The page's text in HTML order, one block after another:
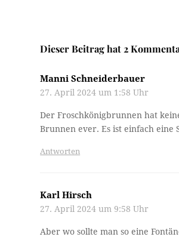
Dieser Beitrag hat 2
Manni Schneiderbauer
27. April 2024 um 1:58 Uhr
Der Froschkönigbrunnen hat
Brunnen ever. Es ist einfach eine
Antworten
Karl Hirsch
27. April 2024 um 9:58 Uhr
Aber wo sollte man so eine